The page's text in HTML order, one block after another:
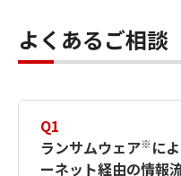
よくあるご相談
Q1
ランサムウェア※に
ーネット経由の情報